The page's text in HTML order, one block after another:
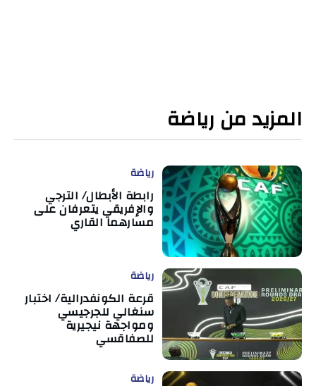
المزيد من رياضة
رياضة
رابطة الأبطال/ الترجي
والإفريقي يتعرفان على
مسارهما القاري
رياضة
قرعة الكونفدرالية/ اختبار
سنغالي للجرجيسي
ومواجهة نيجيرية
للصفاقسي
رياضة